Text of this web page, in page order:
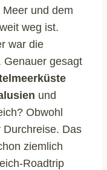
und dem
weg ist.
war die
Genauer gesagt
und
Obwohl
Das
ziemlich
Roadtrip